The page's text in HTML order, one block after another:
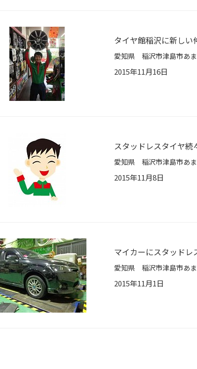
タイヤ館稲沢に新しい
2015年11月16日
スタッドレスタイヤ続
2015年11月8日
マイカーにスタッドレ
2015年11月1日